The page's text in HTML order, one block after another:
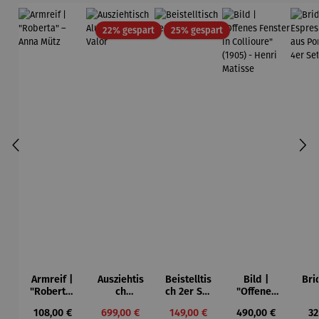
Armreif |
"Roberta"
Mütz
Regulärer Preis:
108,00 €
22% gespartRabatt
Ausziehtis
ch
– Valor
Verkaufspreis:
699,00 €
25% gespartRabatt
Beistelltis
ch 2er Set
Verkaufspreis:
149,00 €
Bild |
"Offenes
Collioure"
Regulärer Preis:
490,00 €